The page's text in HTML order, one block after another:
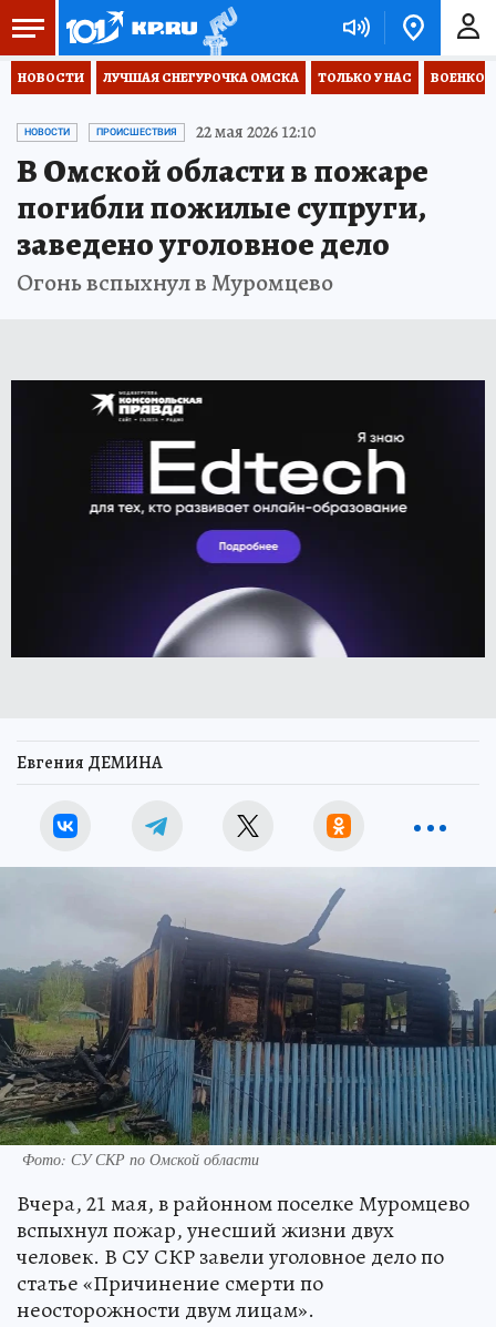
НОВОСТИ ЛУЧШАЯ СНЕГУРОЧКА ОМСКА ТОЛЬКО У НАС
НОВОСТИ ПРОИСШЕСТВИЯ 22 мая 2026 12:10
В Омской области в пожаре
погибли пожилые супруги,
заведено уголовное дело
Огонь вспыхнул в Муромцево
Евгения ДЕМИНА
Фото: СУ СКР по Омской области
Вчера, 21 мая, в районном поселке Муромцево
вспыхнул пожар, унесший жизни двух
человек. В СУ СКР завели уголовное дело по
статье «Причинение смерти по
неосторожности двум лицам».